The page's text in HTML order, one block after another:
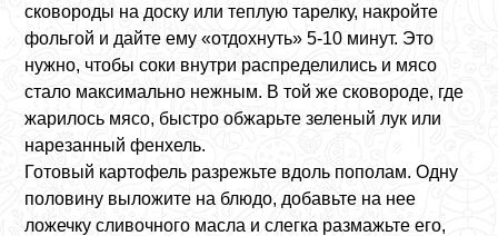
сковороды на доску или теплую тарелку, накройте
фольгой и дайте ему «отдохнуть» 5-10 минут. Это
нужно, чтобы соки внутри распределились и мясо
стало максимально нежным. В той же сковороде, где
жарилось мясо, быстро обжарьте зеленый лук или
нарезанный фенхель.
Готовый картофель разрежьте вдоль пополам. Одну
половину выложите на блюдо, добавьте на нее
ложечку сливочного масла и слегка размажьте его,